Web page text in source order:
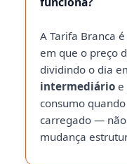
A Tarifa Branca
em que o preço
dividindo o dia
intermediário e
consumo
carregado — não
mudança